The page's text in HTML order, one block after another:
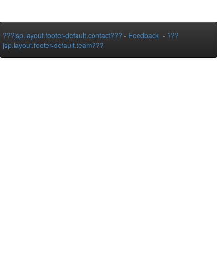
???jsp.layout.footer-default.contact??? - Feedback - ???
jsp.layout.footer-default.team???